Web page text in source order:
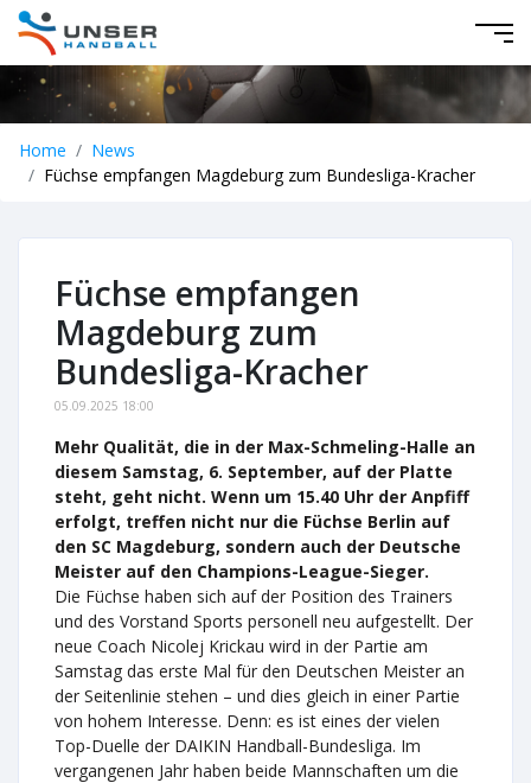
Home
News
Füchse empfangen Magdeburg zum Bundesliga-Kracher
Füchse empfangen
Magdeburg zum
Bundesliga-Kracher
05.09.2025 18:00
Mehr Qualität, die in der Max-Schmeling-Halle an
diesem Samstag, 6. September, auf der Platte
steht, geht nicht. Wenn um 15.40 Uhr der Anpfiff
erfolgt, treffen nicht nur die Füchse Berlin auf
den SC Magdeburg, sondern auch der Deutsche
Meister auf den Champions-League-Sieger.
Die Füchse haben sich auf der Position des Trainers
und des Vorstand Sports personell neu aufgestellt. Der
neue Coach Nicolej Krickau wird in der Partie am
Samstag das erste Mal für den Deutschen Meister an
der Seitenlinie stehen – und dies gleich in einer Partie
von hohem Interesse. Denn: es ist eines der vielen
Top-Duelle der DAIKIN Handball-Bundesliga. Im
vergangenen Jahr haben beide Mannschaften um die